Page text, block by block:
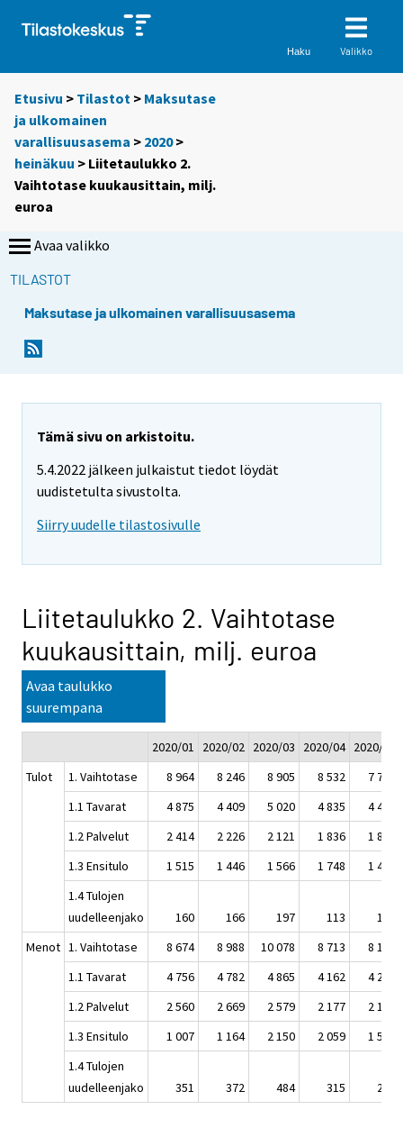
Haku Valikko
Etusivu > Tilastot > Maksutase
ja ulkomainen
varallisuusasema > 2020>
heinäkuu > Liitetaulukko 2.
Vaihtotase kuukausittain, milj.
euroa
Avaa valikko
TILASTOT
Maksutase ja ulkomainen varallisuusasema
Tämä sivu on arkistoitu.
5.4.2022 jälkeen julkaistut tiedot löydät
uudistetulta sivustolta.
Siirry uudelle tilastosivulle
Liitetaulukko 2. Vaihtotase
kuukausittain, milj. euroa
Avaa taulukko
suurempana
2020/01 2020/02 2020/03 2020/04 2020/05
Tulot
1. Vaihtotase 8 964 8 246 8 905 8 532
7 782
1.1 Tavarat
4 875 4 409 5 020 4 835
4 438
1.2 Palvelut
2 414 2 226 2 121 1 836
1 825
1.3 Ensitulo
1 515 1 446 1 566 1 748
1 408
1.4 Tulojen
uudelleenjako
160 166 197 113
111
Menot 1. Vaihtotase 8 674 8 988 10 078 8 713
8 195
1.1 Tavarat
4 756 4 782 4 865 4 162
4 247
1.2 Palvelut
2 560 2 669 2 579 2 177
2 102
1.3 Ensitulo
1 007 1 164 2 150 2 059
1 554
1.4 Tulojen
uudelleenjako
351 372 484 315 292